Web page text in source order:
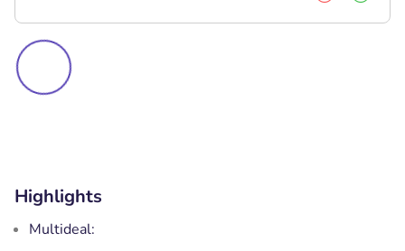
Highlights
Multideal: